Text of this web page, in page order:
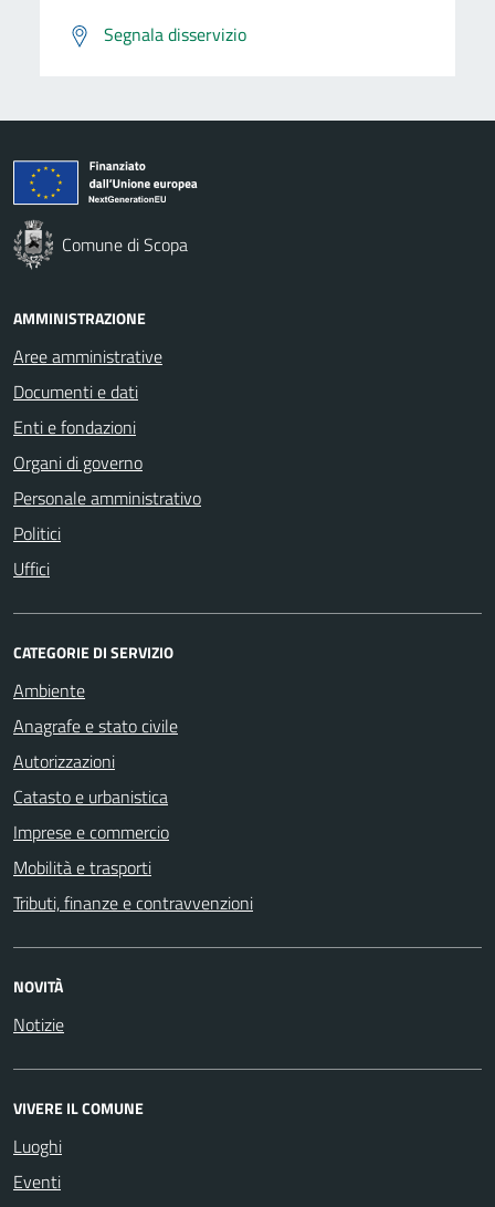
Segnala disservizio
Comune di Scopa
AMMINISTRAZIONE
Aree amministrative
Documenti e dati
Enti e fondazioni
Organi di governo
Personale amministrativo
Politici
Uffici
CATEGORIE DI SERVIZIO
Ambiente
Anagrafe e stato civile
Autorizzazioni
Catasto e urbanistica
Imprese e commercio
Mobilità e trasporti
Tributi, finanze e contravvenzioni
NOVITÀ
Notizie
VIVERE IL COMUNE
Luoghi
Eventi